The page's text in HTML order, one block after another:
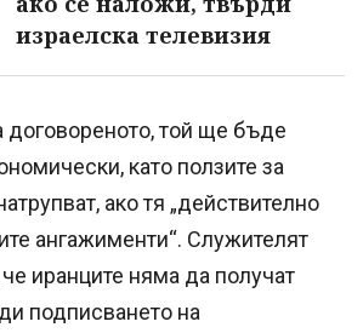
израелска телевизия
договореното, той ще бъде
като ползите за
ако тя „действително
ангажименти“. Служителят
иранците няма да получат
подписването на